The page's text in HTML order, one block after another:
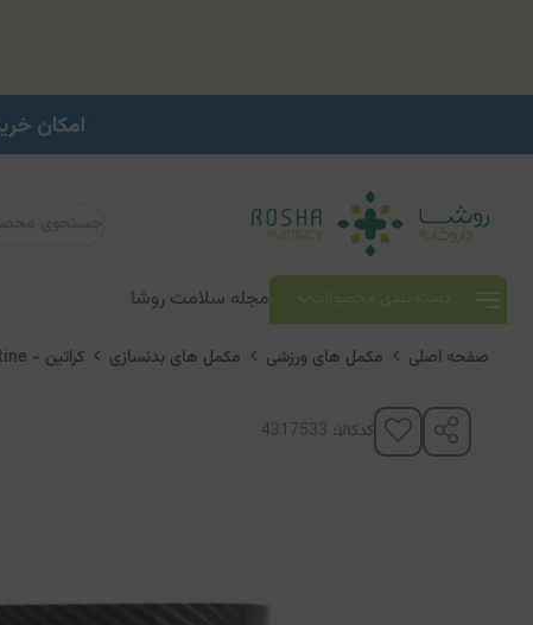
دسته بندی محصولات مجله سلامت روشا
صفحه اصلی مکمل های ورزشی مکمل های بدنسازی کراتین - Creatine
کدکالا: